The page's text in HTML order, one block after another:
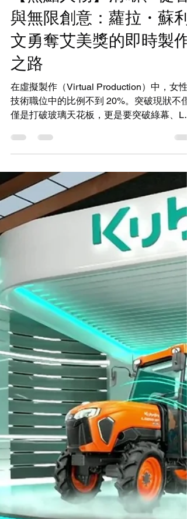
3月10日
Virtual Production
【焦點人物】清晰、從容
與無限創意：蘿拉・蘇利
文勇奪艾美獎的即時製作
之路
在虛擬製作（Virtual Production）中，女性
技術職位中的比例不到 20%。突破現狀不僅
僅是打破玻璃天花板，更是要突破綠幕、
虛擬攝影棚（Led Volume），以及新興科技
是男孩俱樂部這個根深蒂固的迷思。 這就是
為什麼作為我們「虛擬製作中的女性」系列
導的一部分，我們要將焦點放在榮獲艾美獎
（Emmy Award）的創意製作人（Creative
Producer）蘿拉・蘇利文（Laura Sullivan）
身上，她的職業生涯橫跨了代理商、供應商
廣播、體驗式以及即時製作（Real-Time
Production）領域。 蘿拉以能為複雜專案帶
來清晰、冷靜與創造力而聞名，她建立起了
為優秀領導者的聲譽，能夠帶領團隊完成高
險的製作，同時讓整個過程感覺輕鬆又有趣
「意外的」先鋒 和許多新興科技領域的人一
樣，蘿拉在職涯初期並沒有想到會投入虛擬
作。她的道路是由好奇心、機遇，以及願意
受那些感覺遙不可及的挑戰所塑造出來的。
「我一開始並沒有特地計畫在虛擬製作領域
作。這更像是在對的時機遇上了適合的技能
合。我一直在充滿創業精神的環境中